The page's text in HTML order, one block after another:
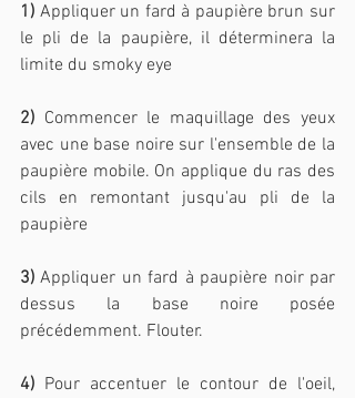
1) Appliquer un fard à paupière brun sur
le pli de la paupière, il déterminera la
limite du smoky eye
2) Commencer le maquillage des yeux
avec une base noire sur l'ensemble de la
paupière mobile. On applique du ras des
cils en remontant jusqu'au pli de la
paupière
3) Appliquer un fard à paupière noir par
dessus la base noire posée
précédemment. Flouter.
4) Pour accentuer le contour de l'oeil,